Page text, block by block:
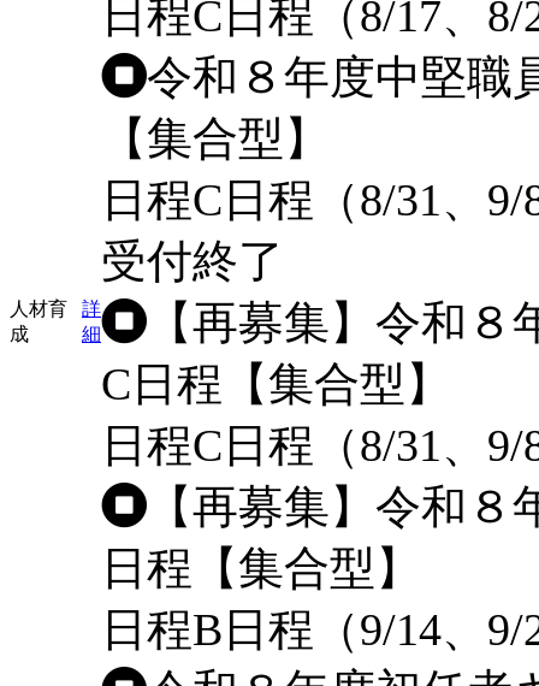
人材育
成
詳
細
日程C日程（8/17、
令和８年度中堅職
【集合型】
日程C日程（8/31、
受付終了
【再募集】令和
C日程【集合型】
日程C日程（8/31、
【再募集】令和
日程【集合型】
日程B日程（9/14、